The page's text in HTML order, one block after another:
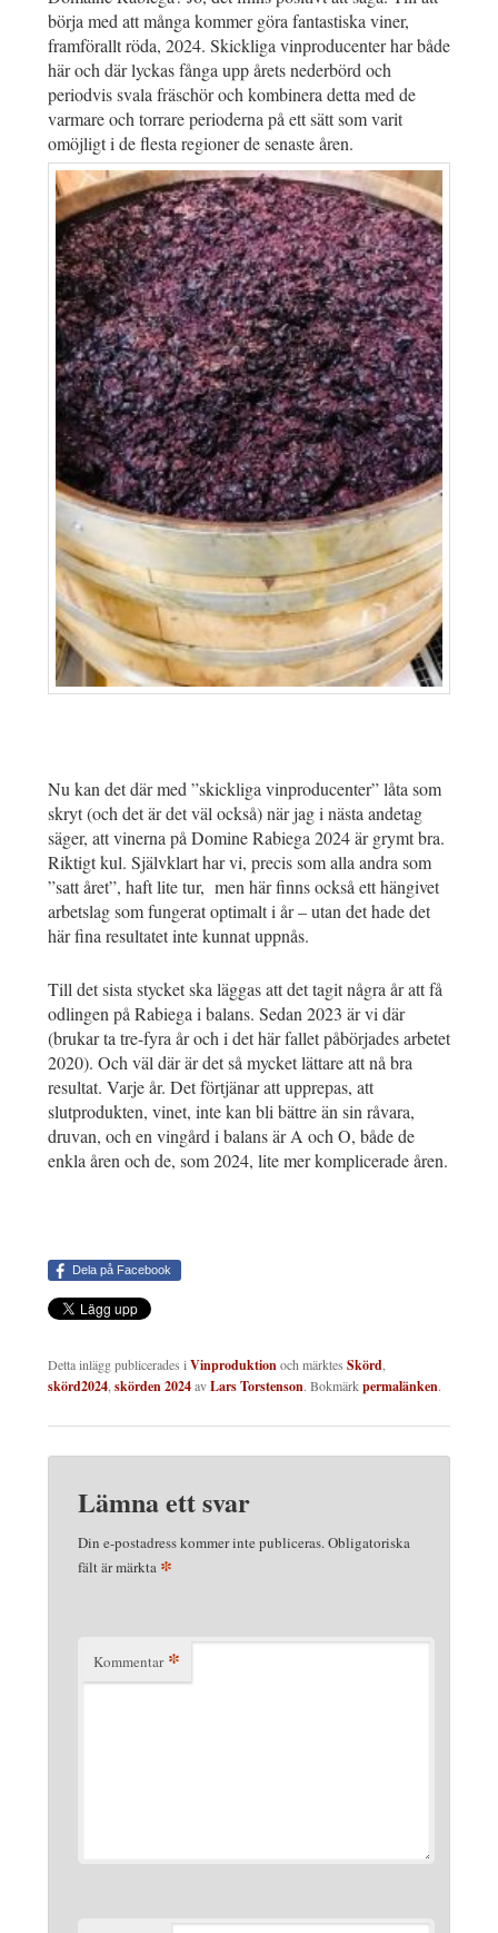
börja med att många kommer göra fantastiska viner,
framförallt röda, 2024. Skickliga vinproducenter har både
här och där lyckas fånga upp årets nederbörd och
periodvis svala fräschör och kombinera detta med de
varmare och torrare perioderna på ett sätt som varit
omöjligt i de flesta regioner de senaste åren.
Nu kan det där med ”skickliga vinproducenter” låta som
skryt (och det är det väl också) när jag i nästa andetag
säger, att vinerna på Domine Rabiega 2024 är grymt bra.
Riktigt kul. Självklart har vi, precis som alla andra som
”satt året”, haft lite tur, men här finns också ett hängivet
arbetslag som fungerat optimalt i år – utan det hade det
här fina resultatet inte kunnat uppnås.
Till det sista stycket ska läggas att det tagit några år att få
odlingen på Rabiega i balans. Sedan 2023 är vi där
(brukar ta tre-fyra år och i det här fallet påbörjades arbetet
2020). Och väl där är det så mycket lättare att nå bra
resultat. Varje år. Det förtjänar att upprepas, att
slutprodukten, vinet, inte kan bli bättre än sin råvara,
druvan, och en vingård i balans är A och O, både de
enkla åren och de, som 2024, lite mer komplicerade åren.
Dela på Facebook
Detta inlägg publicerades iVinproduktionoch märktes Skörd,
skörd2024,skörden 2024avLars Torstenson. Bokmärkpermalänken.
Lämna ett svar
Din e-postadress kommer inte publiceras.Obligatoriska
fält är märkta *
Kommentar *